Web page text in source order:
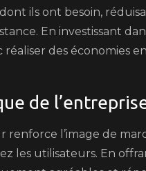
ils ont besoin,
En investissant
des économies
de
l’image de
les utilisateurs. En